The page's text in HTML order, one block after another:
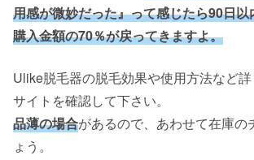
用感が微妙だった』って感じたら90日以
購入金額の70％が戻ってきますよ。
Ulike脱毛器の脱毛効果や使用方法など
サイトを確認して下さい。
品薄の場合があるので、あわせて在庫の
ょう。